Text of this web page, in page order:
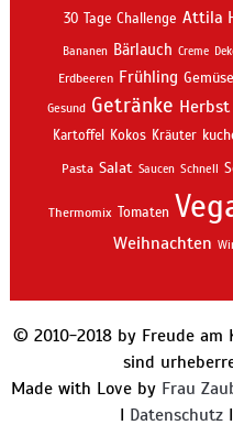
30 Tage Challenge Attila
Bananen Bärlauch Creme
Erdbeeren Frühling Gemüse
Gesund Getränke Herbst
Kartoffel Kokos Kräuter
Pasta Salat Saucen Schnell
Thermomix Tomaten
Weihnachten
© 2010-2018 by Freude am
sind
Made with Love by Frau
I Datenschutz I